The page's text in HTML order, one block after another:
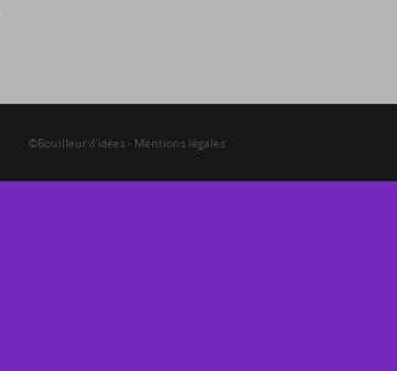
©Bouilleur d'idées - Mentions légales